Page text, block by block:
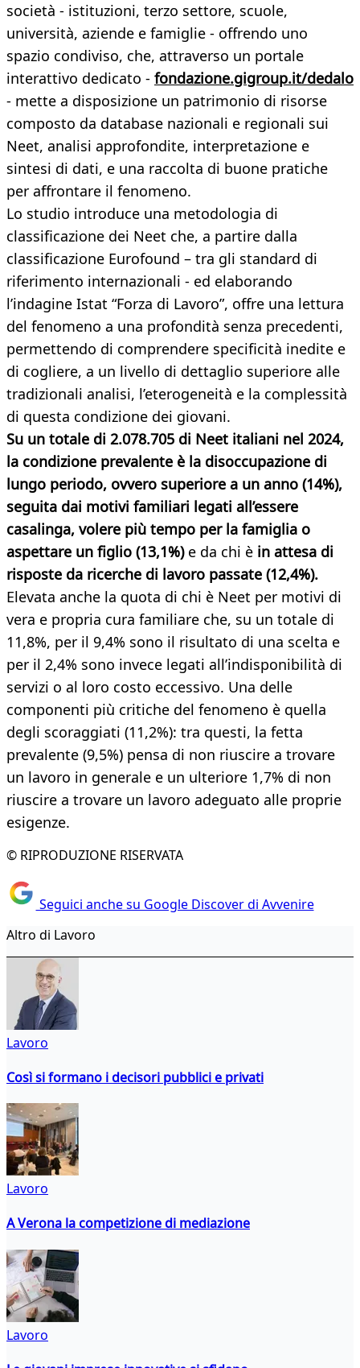
società - istituzioni, terzo settore, scuole,
università, aziende e famiglie - offrendo uno
spazio condiviso, che, attraverso un portale
interattivo dedicato - fondazione.gigroup.it/dedalo
- mette a disposizione un patrimonio di risorse
composto da database nazionali e regionali sui
Neet, analisi approfondite, interpretazione e
sintesi di dati, e una raccolta di buone pratiche
per affrontare il fenomeno.
Lo studio introduce una metodologia di
classificazione dei Neet che, a partire dalla
classificazione Eurofound – tra gli standard di
riferimento internazionali - ed elaborando
l’indagine Istat “Forza di Lavoro”, offre una lettura
del fenomeno a una profondità senza precedenti,
permettendo di comprendere specificità inedite e
di cogliere, a un livello di dettaglio superiore alle
tradizionali analisi, l’eterogeneità e la complessità
di questa condizione dei giovani.
Su un totale di 2.078.705 di Neet italiani nel 2024,
la condizione prevalente è la disoccupazione di
lungo periodo, ovvero superiore a un anno (14%),
seguita dai motivi familiari legati all’essere
casalinga, volere più tempo per la famiglia o
aspettare un figlio (13,1%) e da chi è in attesa di
risposte da ricerche di lavoro passate (12,4%).
Elevata anche la quota di chi è Neet per motivi di
vera e propria cura familiare che, su un totale di
11,8%, per il 9,4% sono il risultato di una scelta e
per il 2,4% sono invece legati all’indisponibilità di
servizi o al loro costo eccessivo. Una delle
componenti più critiche del fenomeno è quella
degli scoraggiati (11,2%): tra questi, la fetta
prevalente (9,5%) pensa di non riuscire a trovare
un lavoro in generale e un ulteriore 1,7% di non
riuscire a trovare un lavoro adeguato alle proprie
esigenze.
© RIPRODUZIONE RISERVATA
Seguici anche su Google Discover di Avvenire
Altro di Lavoro
Lavoro
Così si formano i decisori pubblici e privati
Lavoro
A Verona la competizione di mediazione
Lavoro